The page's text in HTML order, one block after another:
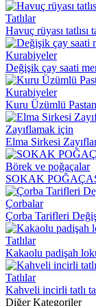
Tatlılar
Havuç rüyası tatlısı
Kurabiyeler
Değişik çay saati
Kurabiyeler
Kuru Üzümlü
Zayıflamak için
Elma Sirkesi
Börek ve poğaçalar
SOKAK
Çorbalar
Çorba Tarifleri
Tatlılar
Kakaolu padişah
Tatlılar
Kahveli incirli tatlı
Diğer Kategoriler